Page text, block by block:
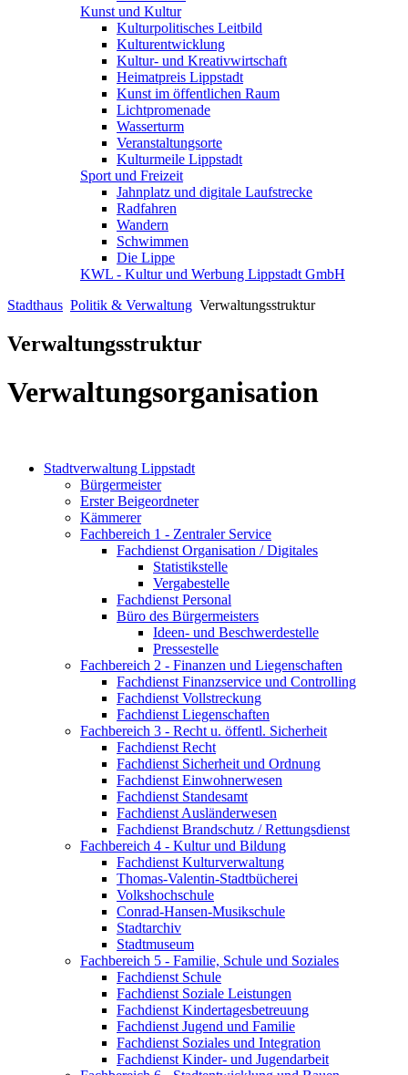
Kunst und Kultur
Kulturpolitisches Leitbild
Kulturentwicklung
Kultur- und Kreativwirtschaft
Heimatpreis Lippstadt
Kunst im öffentlichen Raum
Lichtpromenade
Wasserturm
Veranstaltungsorte
Kulturmeile Lippstadt
Sport und Freizeit
Jahnplatz und digitale Laufstrecke
Radfahren
Wandern
Schwimmen
Die Lippe
KWL - Kultur und Werbung Lippstadt GmbH
Stadthaus Politik & Verwaltung Verwaltungsstruktur
Verwaltungsstruktur
Verwaltungsorganisation
Stadtverwaltung Lippstadt
Bürgermeister
Erster Beigeordneter
Kämmerer
Fachbereich 1 - Zentraler Service
Fachdienst Organisation / Digitales
Statistikstelle
Vergabestelle
Fachdienst Personal
Büro des Bürgermeisters
Ideen- und Beschwerdestelle
Pressestelle
Fachbereich 2 - Finanzen und Liegenschaften
Fachdienst Finanzservice und Controlling
Fachdienst Vollstreckung
Fachdienst Liegenschaften
Fachbereich 3 - Recht u. öffentl. Sicherheit
Fachdienst Recht
Fachdienst Sicherheit und Ordnung
Fachdienst Einwohnerwesen
Fachdienst Standesamt
Fachdienst Ausländerwesen
Fachdienst Brandschutz / Rettungsdienst
Fachbereich 4 - Kultur und Bildung
Fachdienst Kulturverwaltung
Thomas-Valentin-Stadtbücherei
Volkshochschule
Conrad-Hansen-Musikschule
Stadtarchiv
Stadtmuseum
Fachbereich 5 - Familie, Schule und Soziales
Fachdienst Schule
Fachdienst Soziale Leistungen
Fachdienst Kindertagesbetreuung
Fachdienst Jugend und Familie
Fachdienst Soziales und Integration
Fachdienst Kinder- und Jugendarbeit